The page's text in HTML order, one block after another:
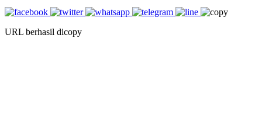
URL berhasil dicopy